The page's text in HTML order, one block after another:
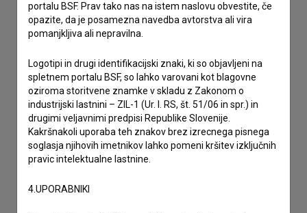
portalu BSF. Prav tako nas na istem naslovu obvestite, če
opazite, da je posamezna navedba avtorstva ali vira
pomanjkljiva ali nepravilna.
Logotipi in drugi identifikacijski znaki, ki so objavljeni na
spletnem portalu BSF, so lahko varovani kot blagovne
oziroma storitvene znamke v skladu z Zakonom o
industrijski lastnini – ZIL-1 (Ur. l. RS, št. 51/06 in spr.) in
drugimi veljavnimi predpisi Republike Slovenije.
Kakršnakoli uporaba teh znakov brez izrecnega pisnega
soglasja njihovih imetnikov lahko pomeni kršitev izključnih
pravic intelektualne lastnine.
4.UPORABNIKI